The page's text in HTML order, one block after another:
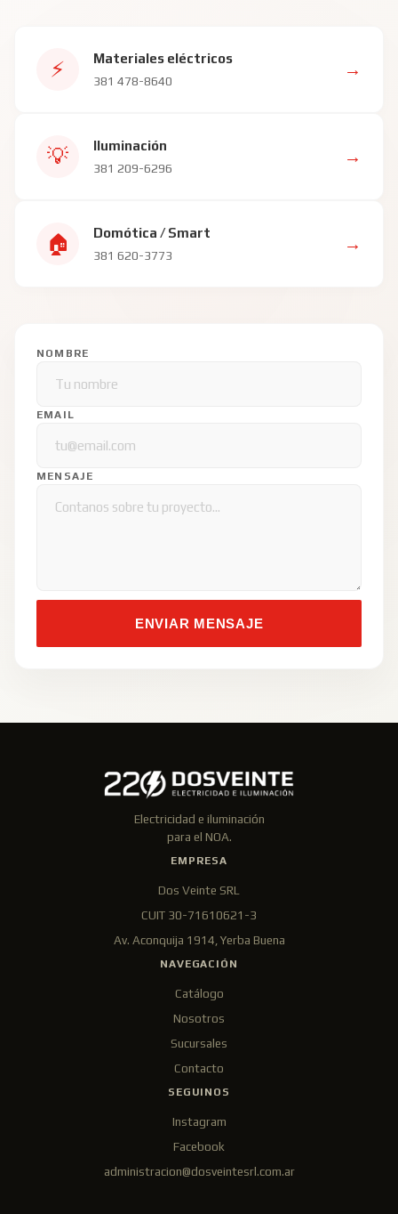
⚡ Materiales eléctricos
381 478-8640
→
💡 Iluminación
381 209-6296
→
🏠 Domótica / Smart
381 620-3773
→
NOMBRE
EMAIL
MENSAJE
ENVIAR MENSAJE
Electricidad e iluminación
para el NOA.
EMPRESA
Dos Veinte SRL
CUIT 30-71610621-3
Av. Aconquija 1914, Yerba Buena
NAVEGACIÓN
Catálogo
Nosotros
Sucursales
Contacto
SEGUINOS
Instagram
Facebook
administracion@dosveintesrl.com.ar